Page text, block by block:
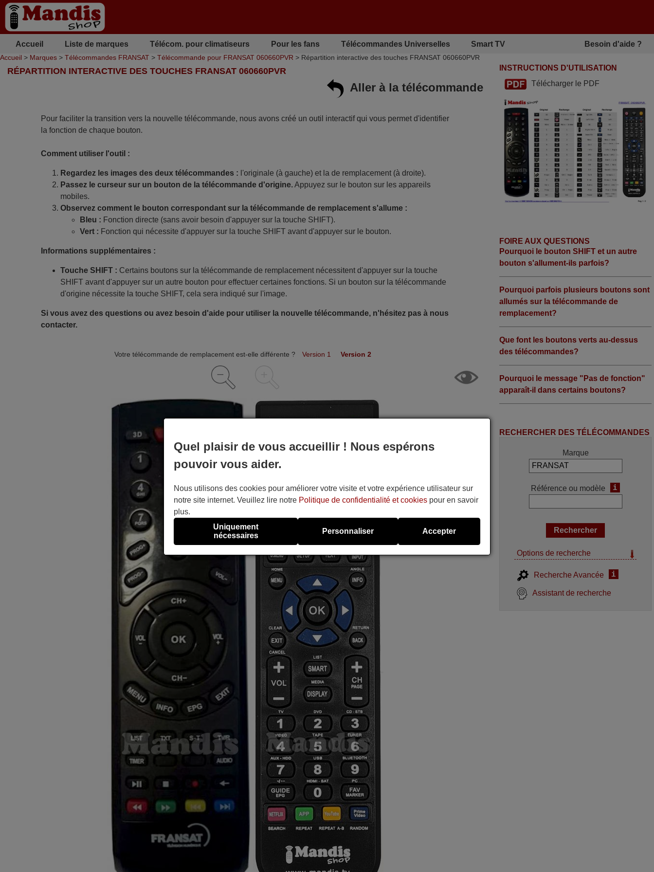
Accueil Liste de marques Télécom. pour climatiseurs Pour les fans Télécommandes Universelles Smart TV Besoin d'aide ?
Accueil > Marques > Télécommandes FRANSAT > Télécommande pour FRANSAT 060660PVR > Répartition interactive des touches FRANSAT 060660PVR
RÉPARTITION INTERACTIVE DES TOUCHES FRANSAT 060660PVR
Aller à la télécommande
Pour faciliter la transition vers la nouvelle télécommande, nous avons créé un outil interactif qui vous permet d'identifier
la fonction de chaque bouton.
Comment utiliser l'outil :
Regardez les images des deux télécommandes : l'originale (à gauche) et la de remplacement (à droite).
Passez le curseur sur un bouton de la télécommande d'origine.Appuyez sur le bouton sur les appareils
mobiles.
Observez comment le bouton correspondant sur la télécommande de remplacement s'allume :
Bleu : Fonction directe (sans avoir besoin d'appuyer sur la touche SHIFT).
Vert : Fonction qui nécessite d'appuyer sur la touche SHIFT avant d'appuyer sur le bouton.
Informations supplémentaires :
Touche SHIFT : Certains boutons sur la télécommande de remplacement nécessitent d'appuyer sur la touche
SHIFT avant d'appuyer sur un autre bouton pour effectuer certaines fonctions. Si un bouton sur la télécommande
d'origine nécessite la touche SHIFT, cela sera indiqué sur l'image.
Si vous avez des questions ou avez besoin d'aide pour utiliser la nouvelle télécommande, n'hésitez pas à nous
contacter.
Votre télécommande de remplacement est-elle différente ? Version 1 Version 2
INSTRUCTIONS D'UTILISATION
Télécharger le PDF
FOIRE AUX QUESTIONS
Pourquoi le bouton SHIFT et un autre
bouton s'allument-ils parfois?
Pourquoi parfois plusieurs boutons sont
allumés sur la télécommande de
remplacement?
Que font les boutons verts au-dessus
des télécommandes?
Pourquoi le message "Pas de fonction"
apparaît-il dans certains boutons?
RECHERCHER DES TÉLÉCOMMANDES
Marque
Référence ou modèle i
Options de recherche
Recherche Avancée i
Assistant de recherche
Quel plaisir de vous accueillir ! Nous espérons
pouvoir vous aider.
Nous utilisons des cookies pour améliorer votre visite et votre expérience utilisateur sur
notre site internet. Veuillez lire notre Politique de confidentialité et cookies pour en savoir
plus.
Uniquement
nécessaires
Personnaliser Accepter